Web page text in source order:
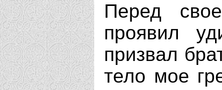
Перед
проявил
призвал
тело мое